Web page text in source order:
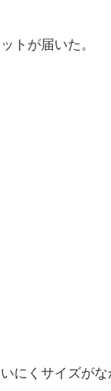
トが届いた。
にくサイズが